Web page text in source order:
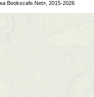
Bookscafe.Net», 2015-2026